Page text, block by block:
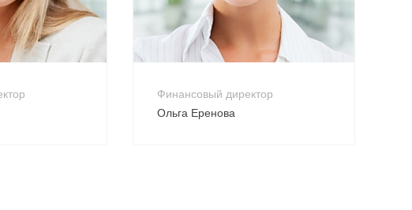
90
Финансовый директор
Ольга Еренова
+7 800 900-80-90
no-reply@intecweb.ru